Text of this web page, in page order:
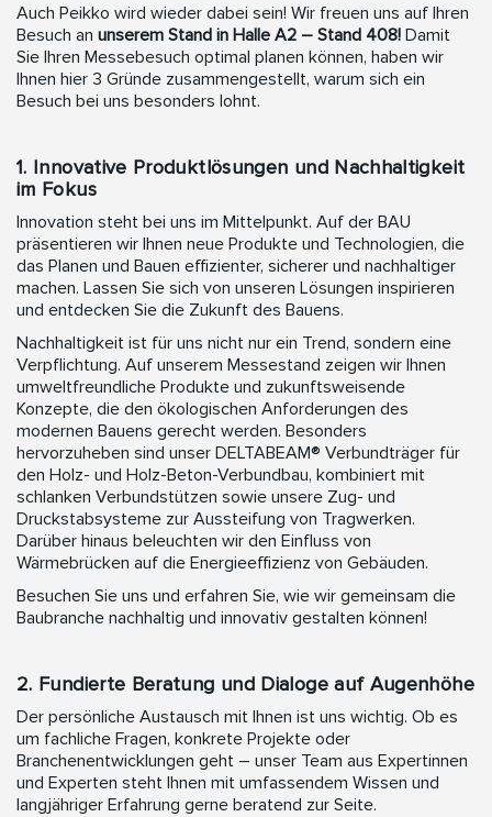
Auch Peikko wird wieder dabei sein! Wir freuen uns auf Ihren
Besuch an unserem Stand in Halle A2 – Stand 408! Damit
Sie Ihren Messebesuch optimal planen können, haben wir
Ihnen hier 3 Gründe zusammengestellt, warum sich ein
Besuch bei uns besonders lohnt.
1. Innovative Produktlösungen und Nachhaltigkeit
im Fokus
Innovation steht bei uns im Mittelpunkt. Auf der BAU
präsentieren wir Ihnen neue Produkte und Technologien, die
das Planen und Bauen effizienter, sicherer und nachhaltiger
machen. Lassen Sie sich von unseren Lösungen inspirieren
und entdecken Sie die Zukunft des Bauens.
Nachhaltigkeit ist für uns nicht nur ein Trend, sondern eine
Verpflichtung. Auf unserem Messestand zeigen wir Ihnen
umweltfreundliche Produkte und zukunftsweisende
Konzepte, die den ökologischen Anforderungen des
modernen Bauens gerecht werden. Besonders
hervorzuheben sind unser DELTABEAM® Verbundträger für
den Holz- und Holz-Beton-Verbundbau, kombiniert mit
schlanken Verbundstützen sowie unsere Zug- und
Druckstabsysteme zur Aussteifung von Tragwerken.
Darüber hinaus beleuchten wir den Einfluss von
Wärmebrücken auf die Energieeffizienz von Gebäuden.
Besuchen Sie uns und erfahren Sie, wie wir gemeinsam die
Baubranche nachhaltig und innovativ gestalten können!
2. Fundierte Beratung und Dialoge auf Augenhöhe
Der persönliche Austausch mit Ihnen ist uns wichtig. Ob es
um fachliche Fragen, konkrete Projekte oder
Branchenentwicklungen geht – unser Team aus Expertinnen
und Experten steht Ihnen mit umfassendem Wissen und
langjähriger Erfahrung gerne beratend zur Seite.